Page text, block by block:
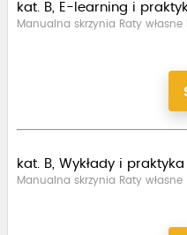
kat. B, E-learning i
Manualna skrzynia Raty
kat. B, Wykłady i praktyka
Manualna skrzynia Raty własne